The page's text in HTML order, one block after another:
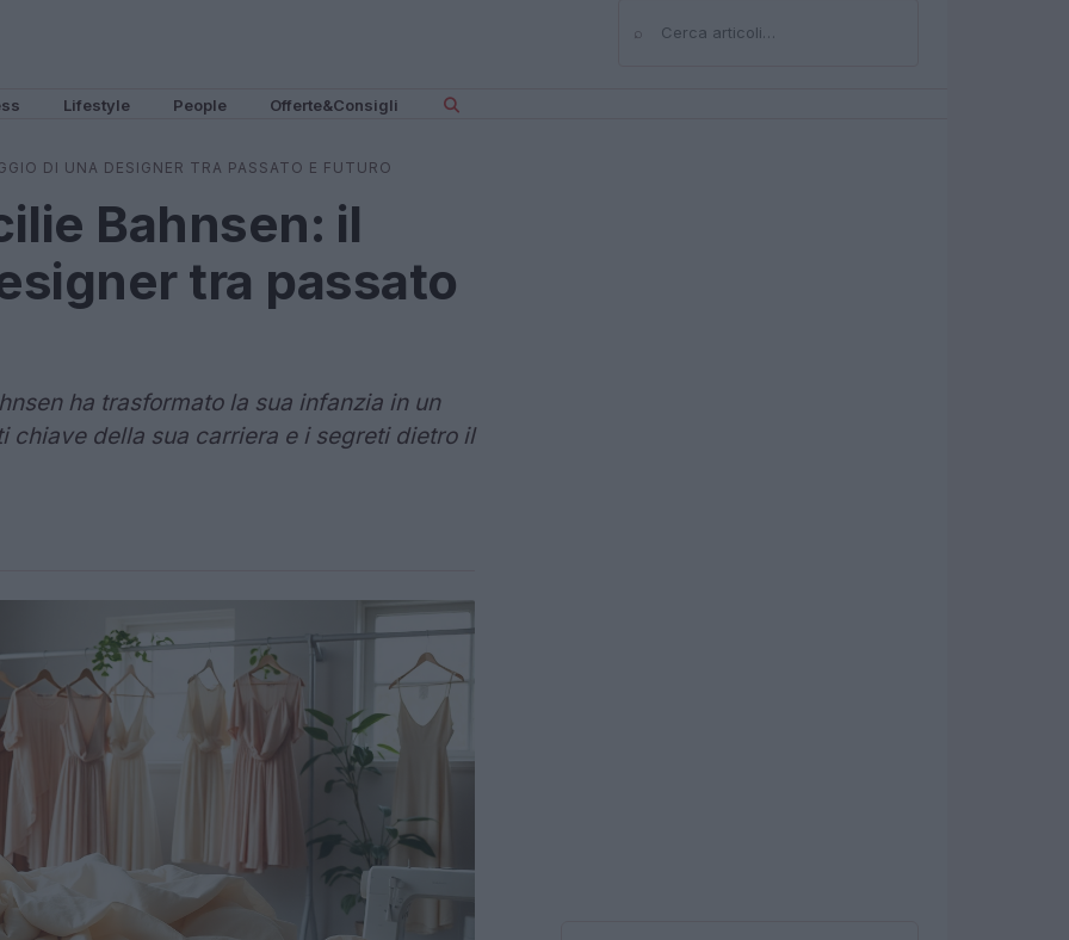
⌕Cerca
Lifestyle People Offerte&Consigli
DI UNA DESIGNER TRA PASSATO E FUTURO
Bahnsen: il
tra passato
ha trasformato la sua infanzia in un
chiave della sua carriera e i segreti dietro il